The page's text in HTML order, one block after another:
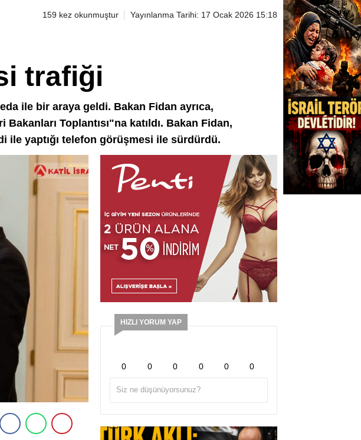
159 kez okunmuştur Yayınlanma Tarihi: 17 Ocak 2026 15:18
trafiği
ile bir araya geldi. Bakan Fidan ayrıca,
Toplantısı"na katıldı. Bakan Fidan,
ile yaptığı telefon görüşmesi ile sürdürdü.
HIZLI YORUM YAP
0 0 0 0 0 0